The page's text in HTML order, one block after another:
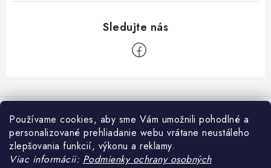
Používame cookies, aby sme Vám umožnili pohodlné a
personalizované prehliadanie webu vrátane neustáleho
zlepšovania funkcií, výkonu a reklamy.
Viac informácii: Podmienky ochrany osobných
á
Informácie pre vás
Doprava a platba
Ako nakupovať
Prijímame online platby